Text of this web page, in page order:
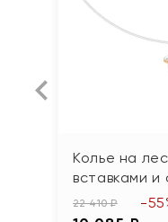
Колье на
вставками и
22 410 ₽ -